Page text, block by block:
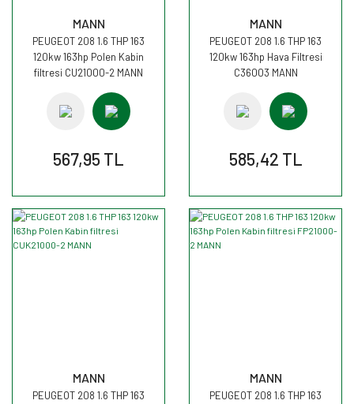
MANN
PEUGEOT 208 1.6 THP 163
120kw 163hp Polen Kabin
filtresi CU21000-2 MANN
567,95 TL
MANN
PEUGEOT 208 1.6 THP 163
120kw 163hp Hava Filtresi
C36003 MANN
585,42 TL
MANN
PEUGEOT 208 1.6 THP 163
MANN
PEUGEOT 208 1.6 THP 163